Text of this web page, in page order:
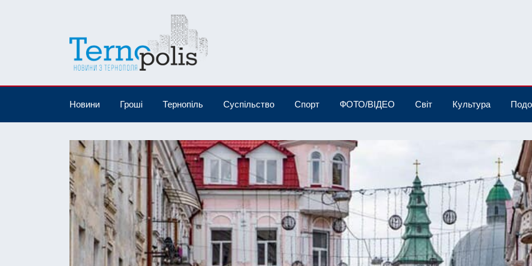
Новини Гроші Тернопіль Суспільство Спорт ФОТО/ВІДЕО Світ Культура